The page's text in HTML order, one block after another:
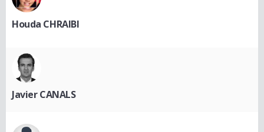
Houda CHRAIBI
Javier CANALS